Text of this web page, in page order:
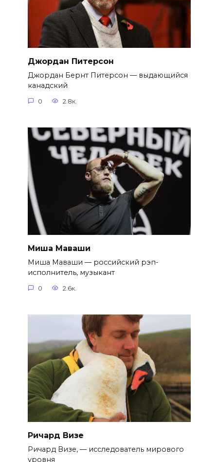
Джордан Питерсон
Джордан Бернт Питерсон — выдающийся
канадский
0 2.8к.
Миша Маваши
Миша Маваши — российский рэп-
исполнитель, музыкант
0 2.6к.
Ричард Визе
Ричард Визе, — исследователь мирового
уровня